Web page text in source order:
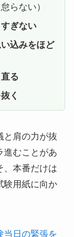
らない）
ぎない
込みをほど
る
く
と肩の力が抜
進むことがあ
、本番だけは
験用紙に向か
当日の緊張を